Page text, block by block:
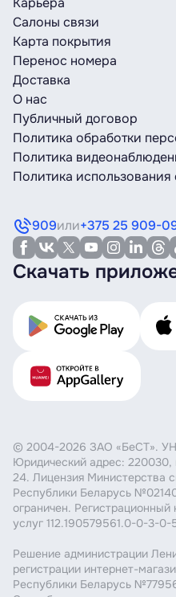
Салоны связи
Карта покрытия
Перенос номера
Доставка
О нас
Публичный договор
Политика обработки
Политика
Политика использования
909или+375 25 909-
Скачать
© 2004-2026 ЗАО «БеСТ».
Юридический адрес: 220030,
24. Лицензия Министерства
Республики Беларусь
ограничен.
услуг 112.190579561.0-0-3-
Решение администрации
регистрации интернет-
Республики Беларусь